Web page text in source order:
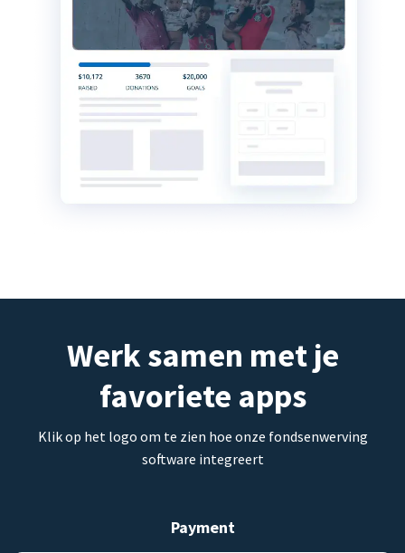
Werk samen met je
favoriete apps
Klik op het logo om te zien hoe onze fondsenwerving
software integreert
Payment